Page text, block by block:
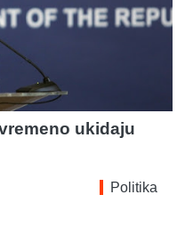
ukidaju
Politika